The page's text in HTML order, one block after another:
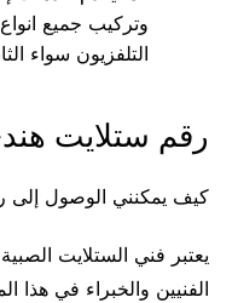
وتركيب جميع
التلفزيون سواء
رقم ستلايت
كيف يمكنني الوصول إلى
يعتبر فني الستلايت
الفنيين والخبراء في هذا